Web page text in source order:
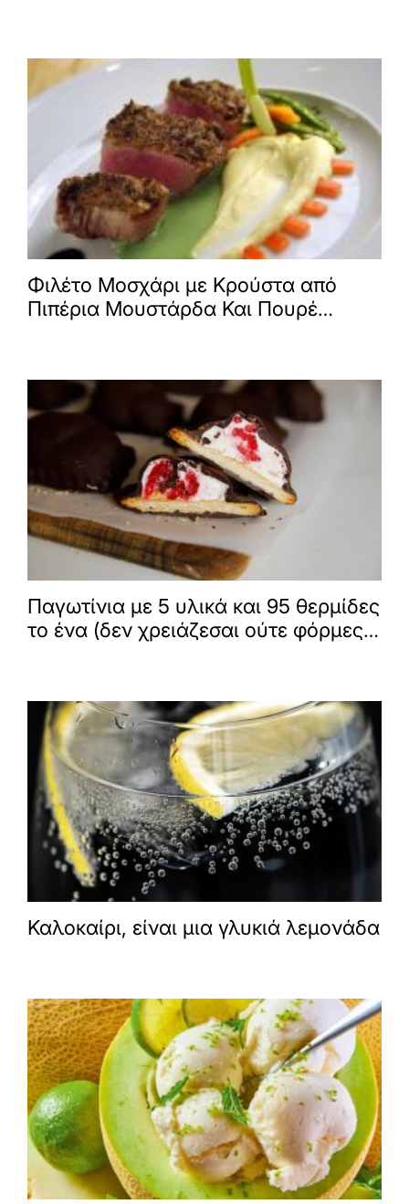
Φιλέτο Μοσχάρι με Κρούστα από
Πιπέρια Μουστάρδα Και Πουρέ
Παγωτίνια με 5 υλικά και 95 θερμίδες
το ένα (δεν χρειάζεσαι ούτε φόρμες
Καλοκαίρι, είναι μια γλυκιά λεμονάδα